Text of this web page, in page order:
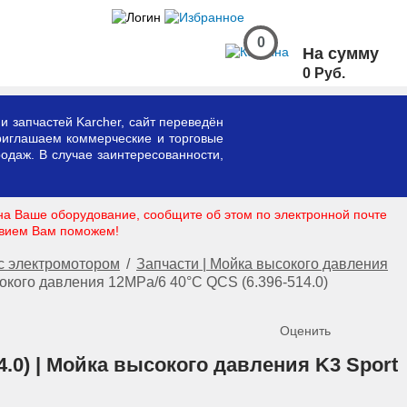
0
На сумму
0 Руб.
запчастей Karcher, сайт переведён
коммерческие и торговые
В случае заинтересованности,
Ваше оборудование, сообщите об этом по электронной почте
Вам поможем!
электромотором / Запчасти | Мойка высокого давления
давления 12MPa/6 40°C QCS (6.396-514.0)
Оценить
| Мойка высокого давления K3 Sport